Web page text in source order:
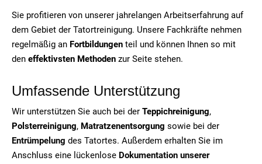
Sie profitieren von unserer jahrelangen Arbeitserfahrung auf
dem Gebiet der Tatortreinigung. Unsere Fachkräfte nehmen
regelmäßig an Fortbildungen teil und können Ihnen so mit
den effektivsten Methoden zur Seite stehen.
Umfassende Unterstützung
Wir unterstützen Sie auch bei der Teppichreinigung,
Polsterreinigung, Matratzenentsorgung sowie bei der
Entrümpelung des Tatortes. Außerdem erhalten Sie im
Anschluss eine lückenlose Dokumentation unserer